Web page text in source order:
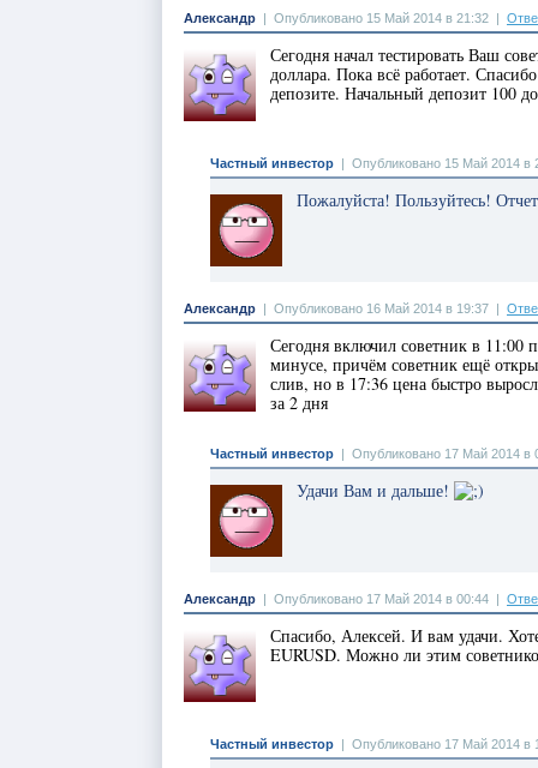
Александр | Опубликовано 15 Май 2014 в 21:32 |
Сегодня начал тестировать Ваш
доллара. Пока всё работает.
депозите. Начальный депозит 100
Частный инвестор | Опубликовано 15 Май 2014 в
Пожалуйста! Пользуйтесь!
Александр | Опубликовано 16 Май 2014 в 19:37 |
Сегодня включил советник в
минусе, причём советник ещё
слив, но в 17:36 цена быстро
за 2 дня
Частный инвестор | Опубликовано 17 Май 2014 в
Удачи Вам и дальше!
Александр | Опубликовано 17 Май 2014 в 00:44 |
Спасибо, Алексей. И вам удачи.
EURUSD. Можно ли этим
Частный инвестор | Опубликовано 17 Май 2014 в